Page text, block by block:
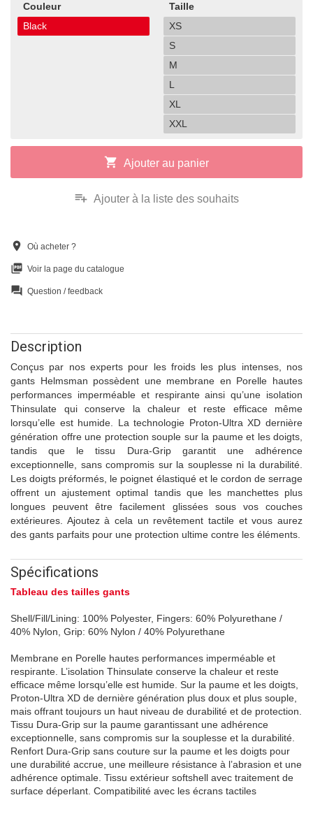
Couleur
Black
Taille
XS
S
M
L
XL
XXL
shopping_cart Ajouter au panier
playlist_add Ajouter à la liste des souhaits
location_on Où acheter ?
picture_as_pdf Voir la page du catalogue
question_answer Question / feedback
Description
Conçus par nos experts pour les froids les plus intenses, nos
gants Helmsman possèdent une membrane en Porelle hautes
performances imperméable et respirante ainsi qu’une isolation
Thinsulate qui conserve la chaleur et reste efficace même
lorsqu’elle est humide. La technologie Proton-Ultra XD dernière
génération offre une protection souple sur la paume et les doigts,
tandis que le tissu Dura-Grip garantit une adhérence
exceptionnelle, sans compromis sur la souplesse ni la durabilité.
Les doigts préformés, le poignet élastiqué et le cordon de serrage
offrent un ajustement optimal tandis que les manchettes plus
longues peuvent être facilement glissées sous vos couches
extérieures. Ajoutez à cela un revêtement tactile et vous aurez
des gants parfaits pour une protection ultime contre les éléments.
Spécifications
Tableau des tailles gants
Shell/Fill/Lining: 100% Polyester, Fingers: 60% Polyurethane /
40% Nylon, Grip: 60% Nylon / 40% Polyurethane
Membrane en Porelle hautes performances imperméable et
respirante. L’isolation Thinsulate conserve la chaleur et reste
efficace même lorsqu’elle est humide. Sur la paume et les doigts,
Proton-Ultra XD de dernière génération plus doux et plus souple,
mais offrant toujours un haut niveau de durabilité et de protection.
Tissu Dura-Grip sur la paume garantissant une adhérence
exceptionnelle, sans compromis sur la souplesse et la durabilité.
Renfort Dura-Grip sans couture sur la paume et les doigts pour
une durabilité accrue, une meilleure résistance à l’abrasion et une
adhérence optimale. Tissu extérieur softshell avec traitement de
surface déperlant. Compatibilité avec les écrans tactiles